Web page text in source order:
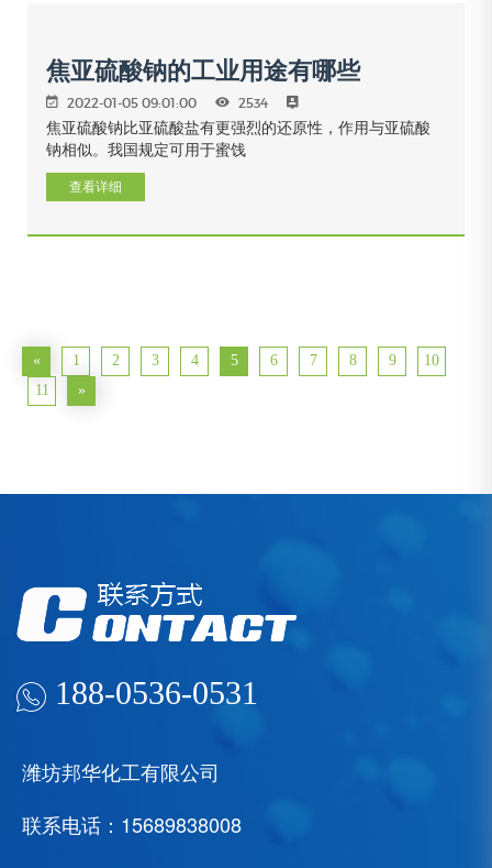
焦亚硫酸钠的工业用途有哪些
2022-01-05 09:01:00 2534
焦亚硫酸钠比亚硫酸盐有更强烈的还原性，作用与亚硫酸
钠相似。我国规定可用于蜜饯
查看详细
« 1 2 3 4 5 6 7 8 9
10
11
»
188-0536-0531
潍坊邦华化工有限公司
联系电话：15689838008